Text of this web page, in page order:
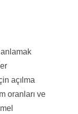
anlamak
açılma
oranları ve